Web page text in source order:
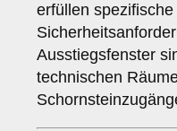
erfüllen spezifische
Ausstiegsfenster
technischen